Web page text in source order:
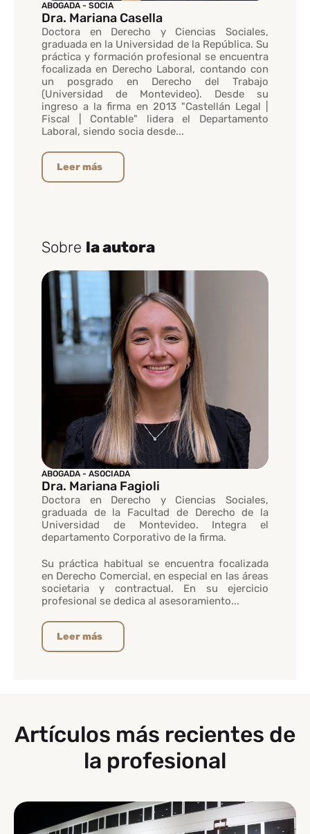
ABOGADA - SOCIA
Dra. Mariana Casella
Doctora en Derecho y Ciencias Sociales,
graduada en la Universidad de la República. Su
práctica y formación profesional se encuentra
focalizada en Derecho Laboral, contando con
un posgrado en Derecho del Trabajo
(Universidad de Montevideo). Desde su
ingreso a la firma en 2013 "Castellán Legal |
Fiscal | Contable" lidera el Departamento
Laboral, siendo socia desde...
Leer más
Sobre la autora
ABOGADA - ASOCIADA
Dra. Mariana Fagioli
Doctora en Derecho y Ciencias Sociales,
graduada de la Facultad de Derecho de la
Universidad de Montevideo. Integra el
departamento Corporativo de la firma.
Su práctica habitual se encuentra focalizada
en Derecho Comercial, en especial en las áreas
societaria y contractual. En su ejercicio
profesional se dedica al asesoramiento...
Leer más
Artículos más recientes de
la profesional